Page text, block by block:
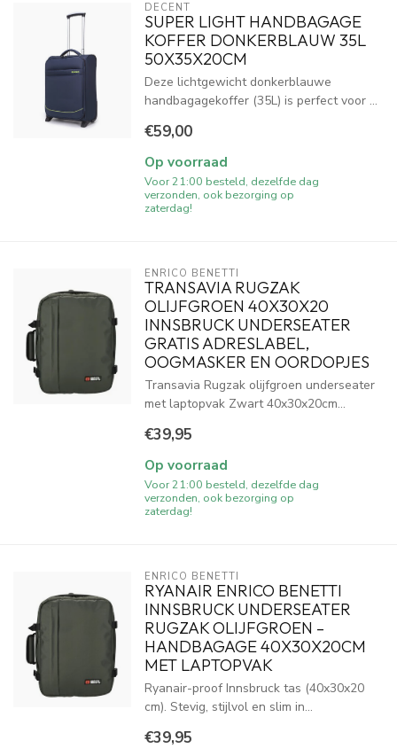
DECENT
SUPER LIGHT HANDBAGAGE
KOFFER DONKERBLAUW 35L
50X35X20CM
Deze lichtgewicht donkerblauwe
handbagagekoffer (35L) is perfect voor ...
€59,00
Op voorraad
Voor 21:00 besteld, dezelfde dag
verzonden, ook bezorging op
zaterdag!
ENRICO BENETTI
TRANSAVIA RUGZAK
OLIJFGROEN 40X30X20
INNSBRUCK UNDERSEATER
GRATIS ADRESLABEL,
OOGMASKER EN OORDOPJES
Transavia Rugzak olijfgroen underseater
met laptopvak Zwart 40x30x20cm...
€39,95
Op voorraad
Voor 21:00 besteld, dezelfde dag
verzonden, ook bezorging op
zaterdag!
ENRICO BENETTI
RYANAIR ENRICO BENETTI
INNSBRUCK UNDERSEATER
RUGZAK OLIJFGROEN –
HANDBAGAGE 40X30X20CM
MET LAPTOPVAK
Ryanair-proof Innsbruck tas (40x30x20
cm). Stevig, stijlvol en slim in...
€39,95